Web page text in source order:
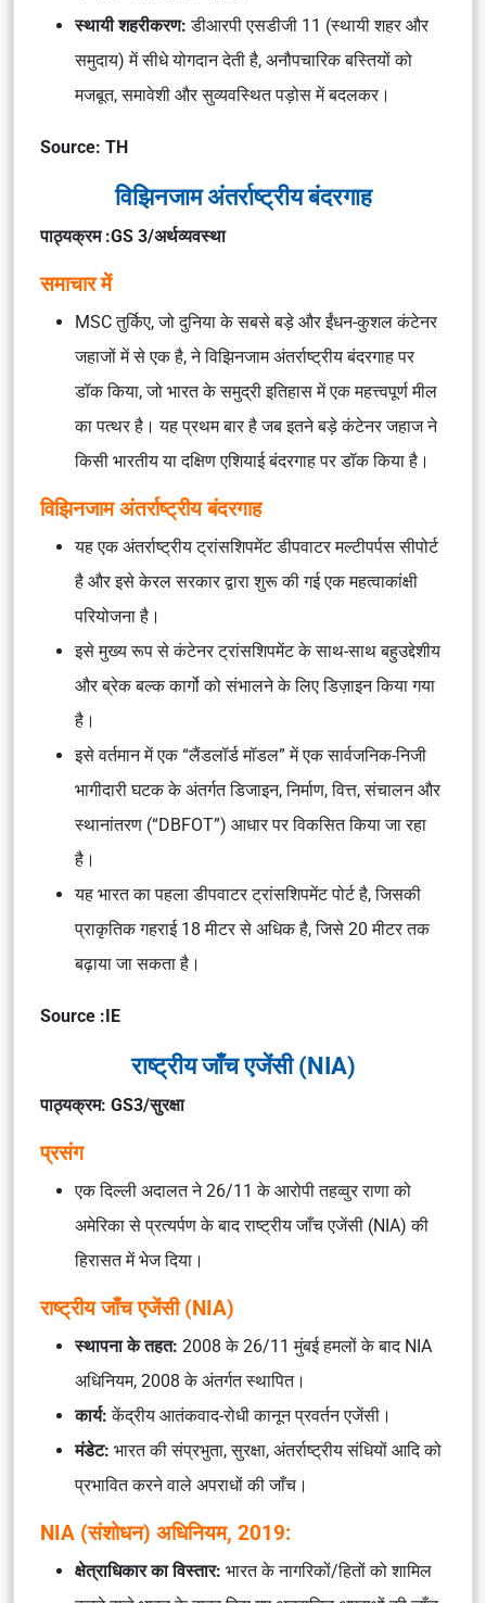
स्थायी शहरीकरण: डीआरपी एसडीजी 11 (स्थायी शहर और
समुदाय) में सीधे योगदान देती है, अनौपचारिक बस्तियों को
मजबूत, समावेशी और सुव्यवस्थित पड़ोस में बदलकर।
Source: TH
विझिनजाम अंतर्राष्ट्रीय बंदरगाह
पाठ्यक्रम :GS 3/अर्थव्यवस्था
समाचार में
MSC तुर्किए, जो दुनिया के सबसे बड़े और ईंधन-कुशल कंटेनर
जहाजों में से एक है, ने विझिनजाम अंतर्राष्ट्रीय बंदरगाह पर
डॉक किया, जो भारत के समुद्री इतिहास में एक महत्त्वपूर्ण मील
का पत्थर है। यह प्रथम बार है जब इतने बड़े कंटेनर जहाज ने
किसी भारतीय या दक्षिण एशियाई बंदरगाह पर डॉक किया है।
विझिनजाम अंतर्राष्ट्रीय बंदरगाह
यह एक अंतर्राष्ट्रीय ट्रांसशिपमेंट डीपवाटर मल्टीपर्पस सीपोर्ट
है और इसे केरल सरकार द्वारा शुरू की गई एक महत्वाकांक्षी
परियोजना है।
इसे मुख्य रूप से कंटेनर ट्रांसशिपमेंट के साथ-साथ बहुउद्देशीय
और ब्रेक बल्क कार्गो को संभालने के लिए डिज़ाइन किया गया
है।
इसे वर्तमान में एक “लैंडलॉर्ड मॉडल” में एक सार्वजनिक-निजी
भागीदारी घटक के अंतर्गत डिजाइन, निर्माण, वित्त, संचालन और
स्थानांतरण (“DBFOT”) आधार पर विकसित किया जा रहा
है।
यह भारत का पहला डीपवाटर ट्रांसशिपमेंट पोर्ट है, जिसकी
प्राकृतिक गहराई 18 मीटर से अधिक है, जिसे 20 मीटर तक
बढ़ाया जा सकता है।
Source :IE
राष्ट्रीय जाँच एजेंसी (NIA)
पाठ्यक्रम: GS3/सुरक्षा
प्रसंग
एक दिल्ली अदालत ने 26/11 के आरोपी तहव्वुर राणा को
अमेरिका से प्रत्यर्पण के बाद राष्ट्रीय जाँच एजेंसी (NIA) की
हिरासत में भेज दिया।
राष्ट्रीय जाँच एजेंसी (NIA)
स्थापना के तहत: 2008 के 26/11 मुंबई हमलों के बाद NIA
अधिनियम, 2008 के अंतर्गत स्थापित।
कार्य: केंद्रीय आतंकवाद-रोधी कानून प्रवर्तन एजेंसी।
मंडेट: भारत की संप्रभुता, सुरक्षा, अंतर्राष्ट्रीय संधियों आदि को
प्रभावित करने वाले अपराधों की जाँच।
NIA (संशोधन) अधिनियम, 2019:
क्षेत्राधिकार का विस्तार: भारत के नागरिकों/हितों को शामिल